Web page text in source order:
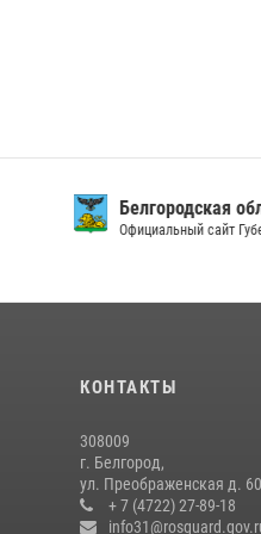
Белгородская
Официальный сайт
КОНТАКТЫ
308009
г. Белгород,
ул. Преображенская д.
+ 7 (4722) 27-89-18